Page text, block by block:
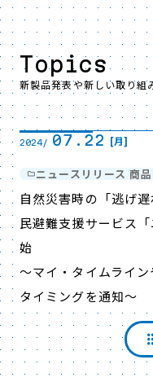
Topics
新製品発表や新しい取り組
2024/ 07.22 [月]
ニュースリリース 商
自然災害時の「逃げ
民避難支援サービス
始
～マイ・タイムライ
タイミングを通知～